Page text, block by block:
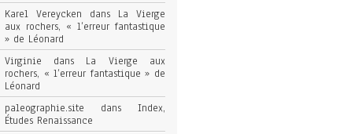
Karel Vereycken dans La Vierge
aux rochers, « l’erreur fantastique
» de Léonard
Virginie dans La Vierge aux
rochers, « l’erreur fantastique » de
Léonard
paleographie.site dans Index,
Études Renaissance